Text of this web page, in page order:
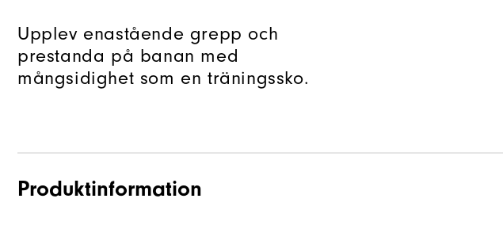
Upplev enastående grepp och
prestanda på banan med
mångsidighet som en träningssko.
Produktinformation